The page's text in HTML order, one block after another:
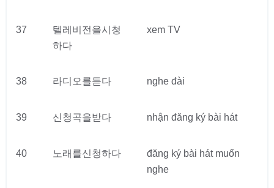
37
텔레비전을시청
하다
xem TV
38 라디오를듣다 nghe đài
39 신청곡을받다 nhận đăng ký bài hát
40 노래를신청하다
đăng ký bài hát muốn
nghe